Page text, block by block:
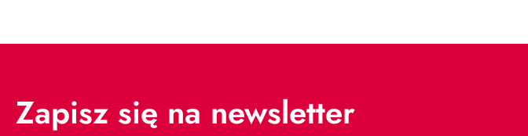
Zapisz się na newsletter